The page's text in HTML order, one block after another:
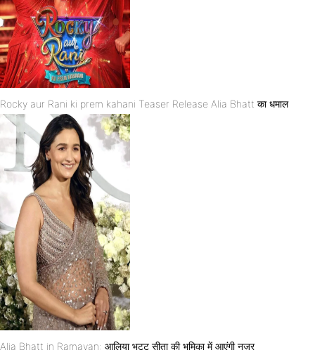
Rocky aur Rani ki prem kahani Teaser Release Alia Bhatt का धमाल
Alia Bhatt in Ramayan: आलिया भट्ट सीता की भूमिका में आएंगी नज़र